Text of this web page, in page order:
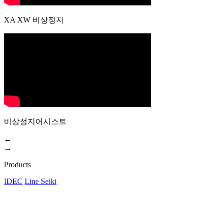
XA XW 비상정지
비상정지어시스트
←
→
Products
IDEC Line Seiki